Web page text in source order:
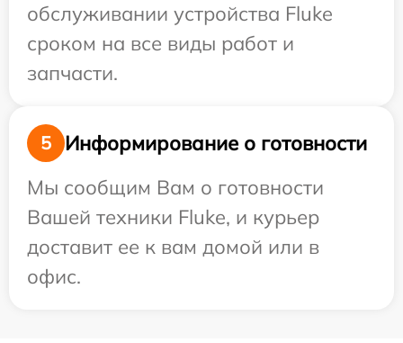
обслуживании устройства Fluke
сроком на все виды работ и
запчасти.
5
Информирование о готовности
Мы сообщим Вам о готовности
Вашей техники Fluke, и курьер
доставит ее к вам домой или в
офис.